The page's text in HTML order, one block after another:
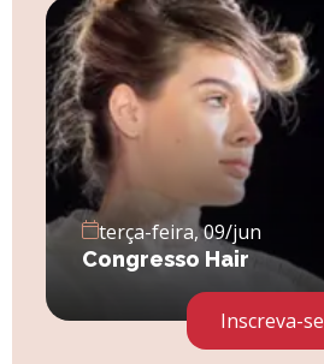
terça-feira, 09/jun
Congresso Hair
Inscreva-se